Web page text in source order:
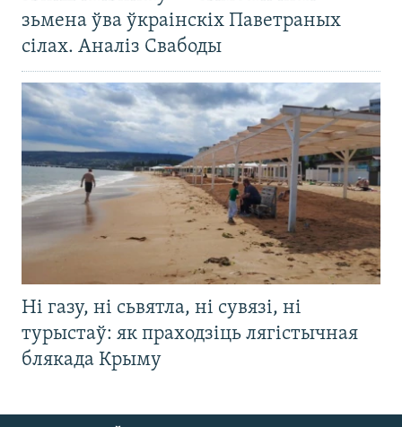
зьмена ўва ўкраінскіх Паветраных
сілах. Аналіз Свабоды
Ні газу, ні сьвятла, ні сувязі, ні
турыстаў: як праходзіць лягістычная
блякада Крыму